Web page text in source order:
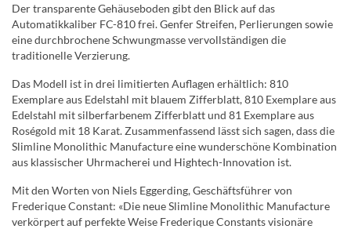
Der transparente Gehäuseboden gibt den Blick auf das
Automatikkaliber FC-810 frei. Genfer Streifen, Perlierungen sowie
eine durchbrochene Schwungmasse vervollständigen die
traditionelle Verzierung.
Das Modell ist in drei limitierten Auflagen erhältlich: 810
Exemplare aus Edelstahl mit blauem Zifferblatt, 810 Exemplare aus
Edelstahl mit silberfarbenem Zifferblatt und 81 Exemplare aus
Roségold mit 18 Karat. Zusammenfassend lässt sich sagen, dass die
Slimline Monolithic Manufacture eine wunderschöne Kombination
aus klassischer Uhrmacherei und Hightech-Innovation ist.
Mit den Worten von Niels Eggerding, Geschäftsführer von
Frederique Constant: «Die neue Slimline Monolithic Manufacture
verkörpert auf perfekte Weise Frederique Constants visionäre